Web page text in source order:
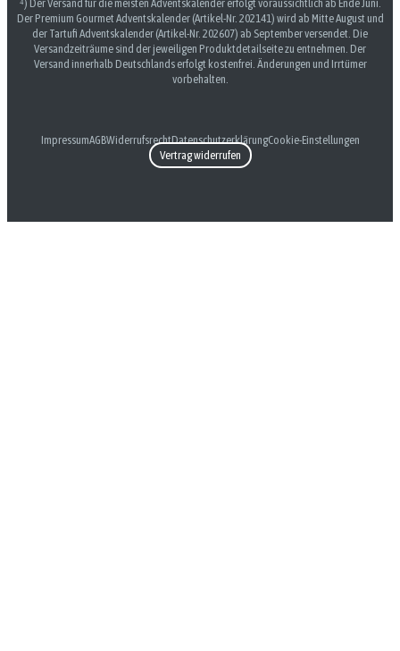
⁴) Der Versand für die meisten Adventskalender erfolgt voraussichtlich ab Ende Juni.
Der Premium Gourmet Adventskalender (Artikel-Nr. 202141) wird ab Mitte August und
der Tartufi Adventskalender (Artikel-Nr. 202607) ab September versendet. Die
Versandzeiträume sind der jeweiligen Produktdetailseite zu entnehmen. Der
Versand innerhalb Deutschlands erfolgt kostenfrei. Änderungen und Irrtümer
vorbehalten.
ImpressumAGBWiderrufsrechtDatenschutzerklärungCookie-Einstellungen
Vertrag widerrufen